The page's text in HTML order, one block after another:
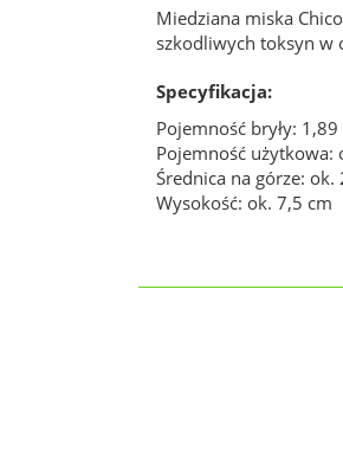
Miedziana miska
szkodliwych toksyn w
Specyfikacja:
Pojemność bryły: 1,89
Pojemność użytkowa:
Średnica na górze: ok.
Wysokość: ok. 7,5 cm